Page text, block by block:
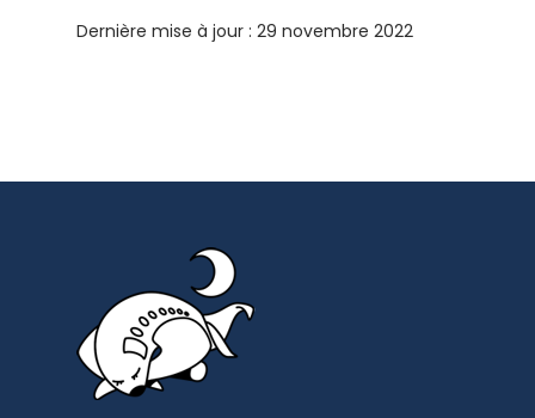
Dernière mise à jour : 29 novembre 2022